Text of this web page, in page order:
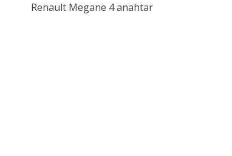
Renault Megane 4 anahtar